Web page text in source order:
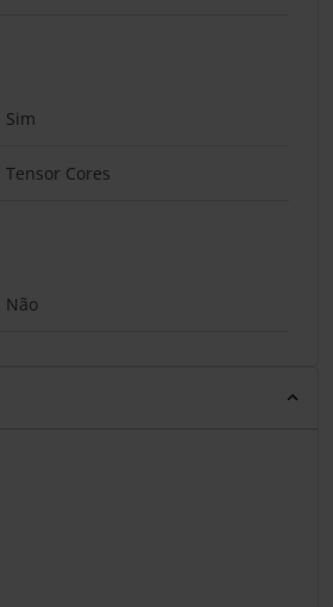
Sim
Tensor Cores
Não